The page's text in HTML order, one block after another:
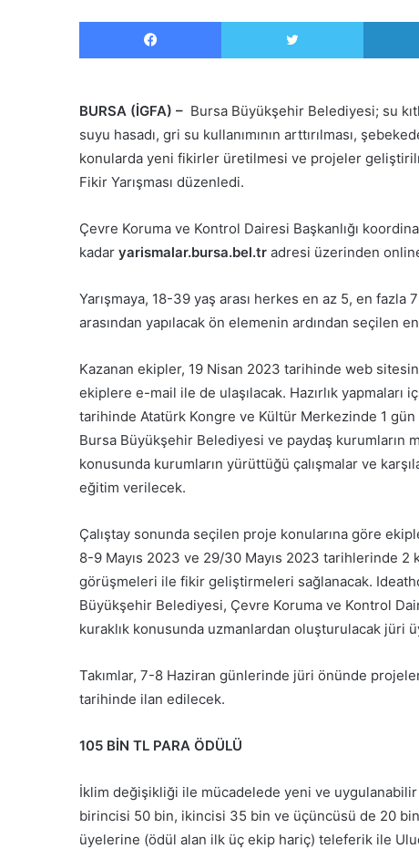
Facebook Twitter
BURSA (İGFA) – Bursa Büyükşehir Belediyesi; su
suyu hasadı, gri su kullanımının arttırılması,
konularda yeni fikirler üretilmesi ve projeler
Fikir Yarışması düzenledi.
Çevre Koruma ve Kontrol Dairesi Başkanlığı
kadar yarismalar.bursa.bel.tr adresi üzerinden
Yarışmaya, 18-39 yaş arası herkes en az 5, en
arasından yapılacak ön elemenin ardından seçilen
Kazanan ekipler, 19 Nisan 2023 tarihinde web
ekiplere e-mail ile de ulaşılacak. Hazırlık yapmaları
tarihinde Atatürk Kongre ve Kültür Merkezinde 1
Bursa Büyükşehir Belediyesi ve paydaş kurumların
konusunda kurumların yürüttüğü çalışmalar ve
eğitim verilecek.
Çalıştay sonunda seçilen proje konularına göre
8-9 Mayıs 2023 ve 29/30 Mayıs 2023 tarihlerinde
görüşmeleri ile fikir geliştirmeleri sağlanacak.
Büyükşehir Belediyesi, Çevre Koruma ve Kontrol
kuraklık konusunda uzmanlardan oluşturulacak jüri
Takımlar, 7-8 Haziran günlerinde jüri önünde
tarihinde ilan edilecek.
105 BİN TL PARA ÖDÜLÜ
İklim değişikliği ile mücadelede yeni ve uygulanabilir
birincisi 50 bin, ikincisi 35 bin ve üçüncüsü de 20
üyelerine (ödül alan ilk üç ekip hariç) teleferik ile